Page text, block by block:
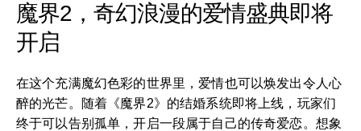
魔界2，奇幻浪漫的爱情盛典即将
开启
在这个充满魔幻色彩的世界里，爱情也可以焕发出令人心
醉的光芒。随着《魔界2》的结婚系统即将上线，玩家们
终于可以告别孤单，开启一段属于自己的传奇爱恋。想象